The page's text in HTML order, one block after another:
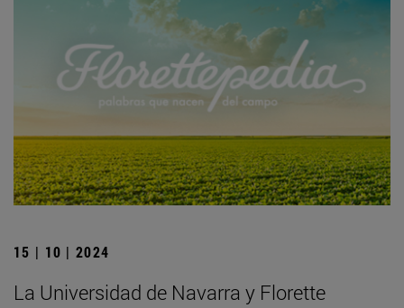
15 | 10 | 2024
La Universidad de Navarra y Florette